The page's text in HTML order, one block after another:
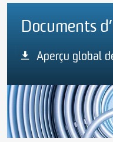
Documents
Aperçu global